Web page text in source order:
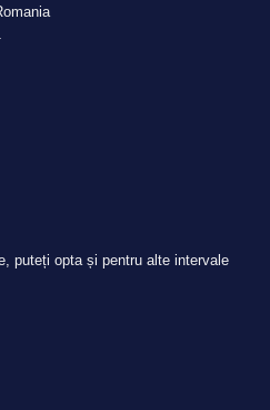
puteți opta și pentru alte intervale